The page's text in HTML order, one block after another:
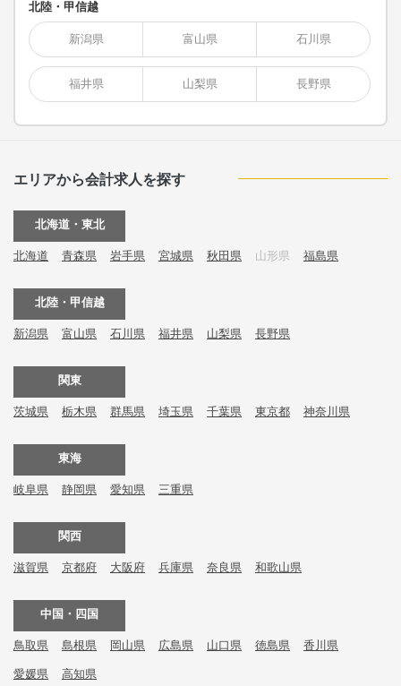
北陸・甲信越
新潟県 富山県 石川県
福井県 山梨県 長野県
エリアから会計求人を探す
北海道・東北
北海道 青森県 岩手県 宮城県 秋田県 山形県 福島県
北陸・甲信越
新潟県 富山県 石川県 福井県 山梨県 長野県
関東
茨城県 栃木県 群馬県 埼玉県 千葉県 東京都 神奈川県
東海
岐阜県 静岡県 愛知県 三重県
関西
滋賀県 京都府 大阪府 兵庫県 奈良県 和歌山県
中国・四国
鳥取県 島根県 岡山県 広島県 山口県 徳島県 香川県
愛媛県 高知県